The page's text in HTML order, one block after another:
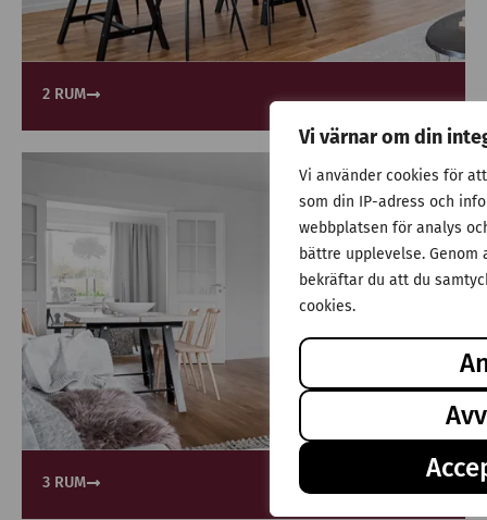
Vi värnar om din
Vi använder cookies för
som din IP-adress och
webbplatsen för analys
bättre upplevelse.
bekräftar du att du
cookies.
2 RUM
3 RUM